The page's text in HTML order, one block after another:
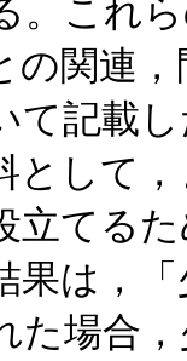
。これ
の関連
て記載
として
立てる
果は，
た場合